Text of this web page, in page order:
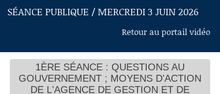
EN DIRECT
RECHERCHE
AIDE À LA DÉCOUPE
DE VIDÉOS
Séance publique
Questions au Gouvernement
Commissions
Présidence
Évènements
SÉANCE PUBLIQUE / MERCREDI 3 JUIN 2026
Retour au portail vidéo
1ÈRE SÉANCE : QUESTIONS AU
GOUVERNEMENT ; MOYENS D'ACTION
DE L'AGENCE DE GESTION ET DE
QUESTIONS AU GOUVERNEMENT
Mme la Présidente de l’Assemblée nationale
Assistantes familiales